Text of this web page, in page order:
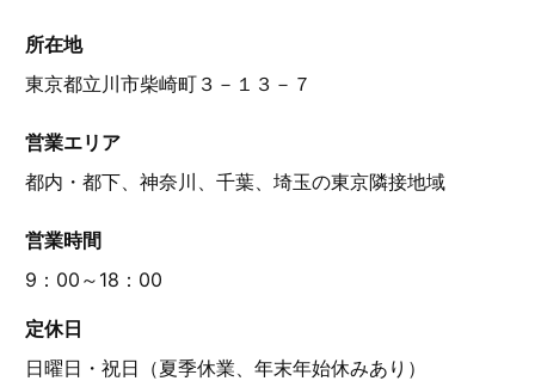
所在地
東京都立川市柴崎町３－１３－７
営業エリア
都内・都下、神奈川、千葉、埼玉の東京隣接地域
営業時間
9：00～18：00
定休日
日曜日・祝日（夏季休業、年末年始休みあり）